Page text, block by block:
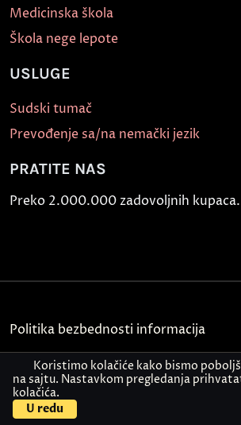
Medicinska škola
Škola nege lepote
USLUGE
Sudski tumač
Prevođenje sa/na nemački jezik
PRATITE NAS
Preko 2.000.000 zadovoljnih
Politika bezbednosti informacija
Kontakt
© Akademija Oxford 2026.
Koristimo kolačiće kako bismo
na sajtu. Nastavkom pregledanja
kolačića.
U redu